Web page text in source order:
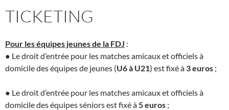
TICKETING
Pour les équipes jeunes de la FDJ :
● Le droit d’entrée pour les matches amicaux et officiels à
domicile des équipes de jeunes (U6 à U21) est fixé à 3 euros ;
● Le droit d’entrée pour les matches amicaux et officiels à
domicile des équipes séniors est fixé à5 euros ;